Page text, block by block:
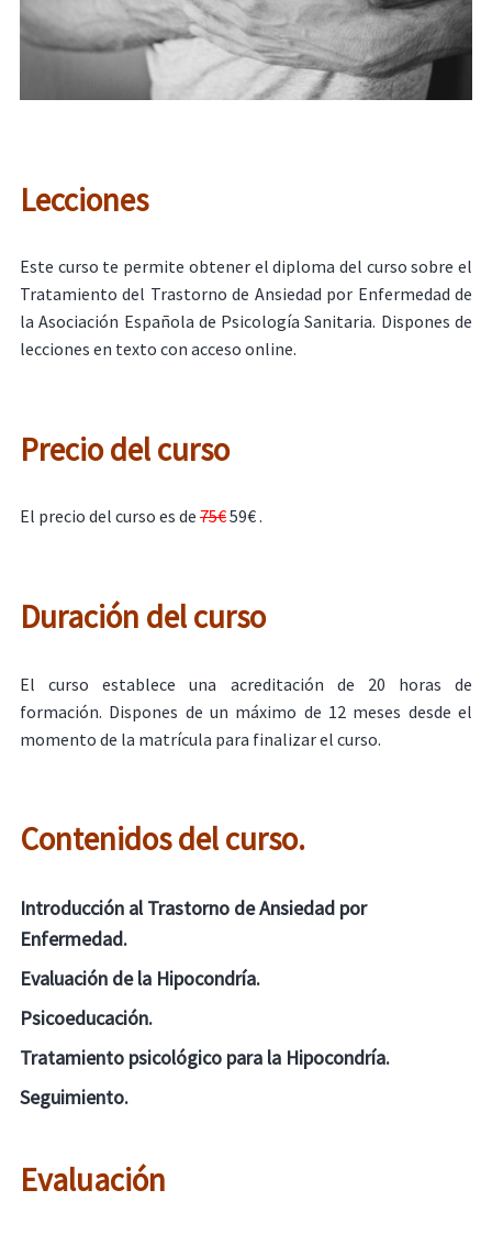
Lecciones
Este curso te permite obtener el diploma del curso sobre el
Tratamiento del Trastorno de Ansiedad por Enfermedad de
la Asociación Española de Psicología Sanitaria. Dispones de
lecciones en texto con acceso online.
Precio del curso
El precio del curso es de 75€59€ .
Duración del curso
El curso establece una acreditación de 20 horas de
formación. Dispones de un máximo de 12 meses desde el
momento de la matrícula para finalizar el curso.
Contenidos del curso.
Introducción al Trastorno de Ansiedad por
Enfermedad.
Evaluación de la Hipocondría.
Psicoeducación.
Tratamiento psicológico para la Hipocondría.
Seguimiento.
Evaluación